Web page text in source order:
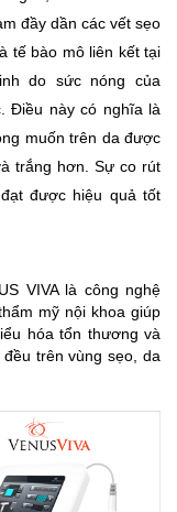
đầy dần các vết sẹo
tế bào mô liên kết tại
do sức nóng của
Điều này có nghĩa là
muốn trên da được
trắng hơn. Sự co rút
được hiệu quả tốt
VIVA là công nghệ
mỹ nội khoa giúp
hóa tổn thương và
trên vùng sẹo, da